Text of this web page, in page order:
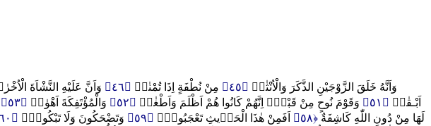
وَاَنَّهُ خَلَقَ الزَّوْجَيْنِ الذَّكَرَ وَالْاُنْثٰىۙ ﴿٤٥﴾ مِنْ نُطْفَةٍ اِذَا تُمْنٰىۖ ﴿٤٦﴾ وَاَنَّ عَلَيْهِ النَّشْاَةَ
اَبْـقٰىۙ ﴿٥١﴾ وَقَوْمَ نُوحٍ مِنْ قَبْلُۜ اِنَّهُمْ كَانُوا هُمْ اَظْلَمَ وَاَطْغٰىۜ ﴿٥٢﴾ وَالْمُؤْتَفِكَةَ اَهْوٰىۙ ﴿٥٣﴾
لَهَا مِنْ دُونِ اللّٰهِ كَاشِفَةٌ ﴿٥٨﴾ اَفَمِنْ هٰذَا الْحَد۪يثِ تَعْجَبُونَۙ ﴿٥٩﴾ وَتَضْحَكُونَ وَلَا تَبْكُونَۙ ﴿٦٠﴾